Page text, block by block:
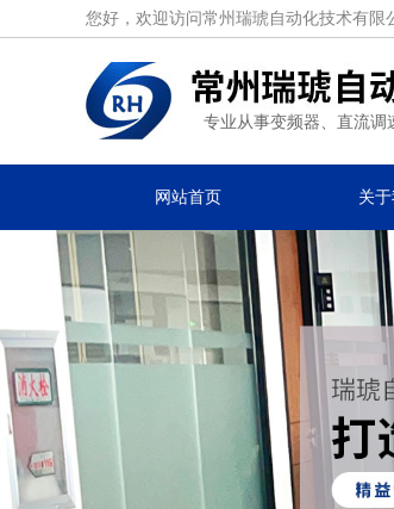
您好，欢迎访问常州瑞琥自动化技术有限
专业从事变频器、直流调
网站首页 关